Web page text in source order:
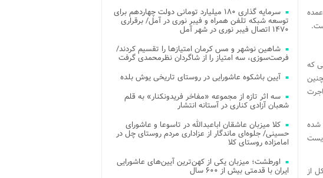
و زمانی که
مهاجرت
شده
از
سرمایه گذاری ۱۸۰ میلیارد تومانی دولت چهاردهم برای
توسعه شبکه تلفن همراه و فیبر نوری در آمل/ برقراری
۱۴۷۰ اتصال فیبر نوری در شهر آمل
شاهین نوشهر و مس کرمان امتیازها را تقسیم کردند/
فرصت‌سوزی، سه امتیاز را از شاگردان نظرمحمدی گرفت
آیین باشکوه عاشورایی در روستای تاریخی یوش بلده
سه اثر تازه از مجموعه «مفاخر فریدونکنار» به قلم
شعبان آزادی کناری در آستانه انتشار
کلا میزبان عاشقان اباعبدالله در تاسوعا و عاشورای
حسینی/ جلوه‌ای ماندگار از عزاداری مردم روستای چل در
امامزاده روستای کلا
اورطشت؛ میزبان یکی از کهن‌ترین آیین‌های عاشورایی
ایران با قدمتی بیش از ۶۰۰ سال